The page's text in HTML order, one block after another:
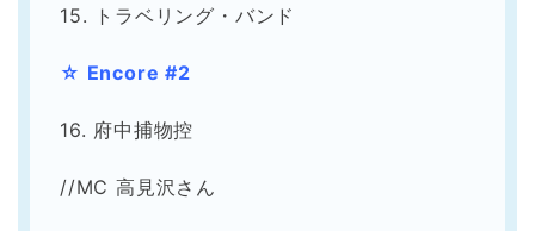
15. トラベリング・バンド
☆ Encore #2
16. 府中捕物控
//MC 高見沢さん